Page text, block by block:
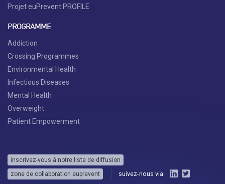
Projet euPrevent PROFILE
PROGRAMME
Addiction
Crossing Programmes
Environmental Health
Infectious Diseases
Mental Health
Overweight
Patient Empowerment
inscrivez-vous à notre liste de diffusion
zone de collaboration euprevent
suivez-nous via: